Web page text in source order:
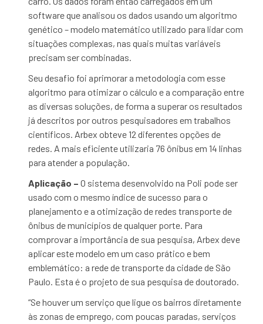
software que analisou os dados usando um algoritmo
genético – modelo matemático utilizado para lidar com
situações complexas, nas quais muitas variáveis
precisam ser combinadas.
Seu desafio foi aprimorar a metodologia com esse
algoritmo para otimizar o cálculo e a comparação entre
as diversas soluções, de forma a superar os resultados
já descritos por outros pesquisadores em trabalhos
científicos. Arbex obteve 12 diferentes opções de
redes. A mais eficiente utilizaria 76 ônibus em 14 linhas
para atender a população.
Aplicação –O sistema desenvolvido na Poli pode ser
usado com o mesmo índice de sucesso para o
planejamento e a otimização de redes transporte de
ônibus de municípios de qualquer porte. Para
comprovar a importância de sua pesquisa, Arbex deve
aplicar este modelo em um caso prático e bem
emblemático: a rede de transporte da cidade de São
Paulo. Esta é o projeto de sua pesquisa de doutorado.
“Se houver um serviço que ligue os bairros diretamente
às zonas de emprego, com poucas paradas, serviços